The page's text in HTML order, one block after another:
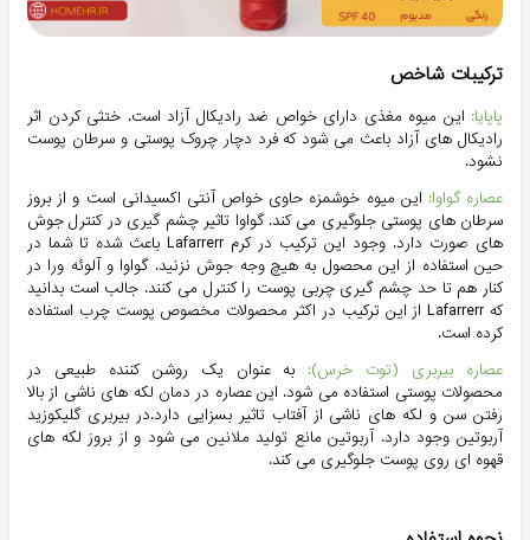
ترکیبات شاخص
پاپایا: این میوه مغذی دارای خواص ضد رادیکال آزاد است. ختثی کردن اثر
رادیکال های آزاد باعث می شود که فرد دچار چروک پوستی و سرطان پوست
نشود.
عصاره گواوا: این میوه خوشمزه حاوی خواص آنتی اکسیدانی است و از بروز
سرطان های پوستی جلوگیری می کند. گواوا تاثیر چشم گیری در کنترل جوش
های صورت دارد. وجود این ترکیب در کرم Lafarrerr باعث شده تا شما در
حین استفاده از این محصول به هیچ وجه جوش نزنید. گواوا و آلوئه ورا در
کنار هم تا حد چشم گیری چربی پوست را کنترل می کنند. جالب است بدانید
که Lafarrerr از این ترکیب در اکثر محصولات مخصوص پوست چرب استفاده
کرده است.
عصاره بیربری (توت خرس): به عنوان یک روشن کننده طبیعی در
محصولات پوستی استفاده می شود. این عصاره در دمان لکه های ناشی از بالا
رفتن سن و لکه های ناشی از آفتاب تاثیر بسزایی دارد.در بیربری گلیکوزید
آربوتین وجود دارد. آربوتین مانع تولید ملانین می شود و از بروز لکه های
قهوه ای روی پوست جلوگیری می کند.